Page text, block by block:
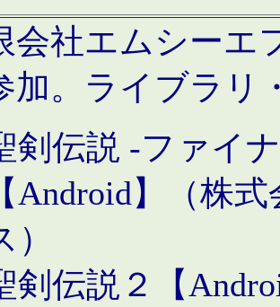
会社エムシーエ
加。ライブラリ
剣伝説 -ファイ
【Android】（株
）
剣伝説２【